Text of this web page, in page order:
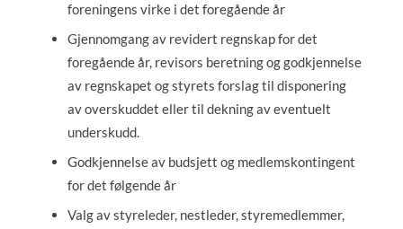
foreningens virke i det foregående år
Gjennomgang av revidert regnskap for det
foregående år, revisors beretning og godkjennelse
av regnskapet og styrets forslag til disponering
av overskuddet eller til dekning av eventuelt
underskudd.
Godkjennelse av budsjett og medlemskontingent
for det følgende år
Valg av styreleder, nestleder, styremedlemmer,